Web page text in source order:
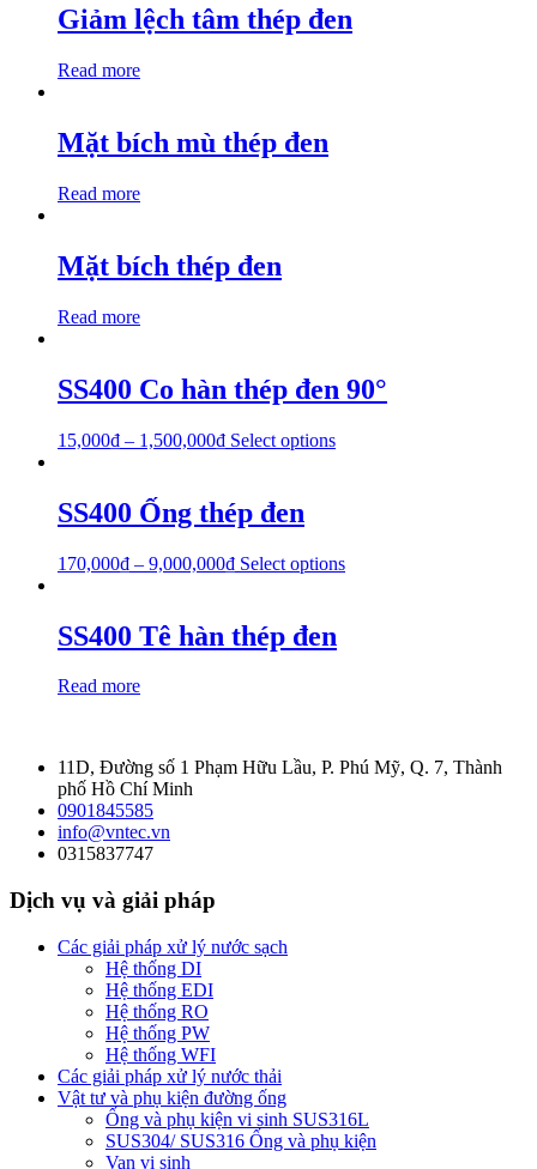
Giảm lệch tâm thép đen
Read more
Mặt bích mù thép đen
Read more
Mặt bích thép đen
Read more
SS400 Co hàn thép đen 90°
15,000₫ – 1,500,000₫ Select options
SS400 Ống thép đen
170,000₫ – 9,000,000₫ Select options
SS400 Tê hàn thép đen
Read more
11D, Đường số 1 Phạm Hữu Lầu, P. Phú Mỹ, Q. 7, Thành
phố Hồ Chí Minh
0901845585
info@vntec.vn
0315837747
Dịch vụ và giải pháp
Các giải pháp xử lý nước sạch
Hệ thống DI
Hệ thống EDI
Hệ thống RO
Hệ thống PW
Hệ thống WFI
Các giải pháp xử lý nước thải
Vật tư và phụ kiện đường ống
Ống và phụ kiện vi sinh SUS316L
SUS304/ SUS316 Ống và phụ kiện
Van vi sinh